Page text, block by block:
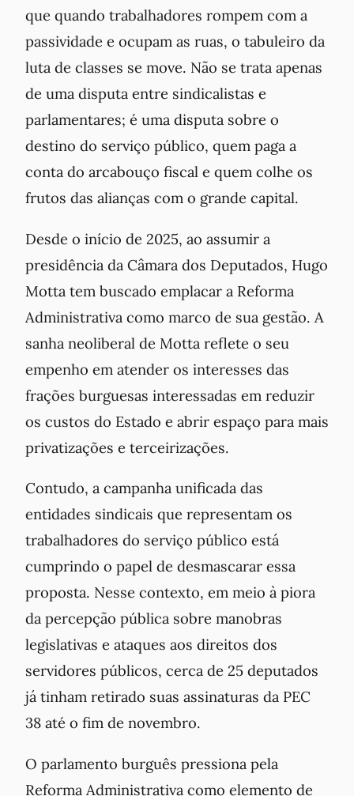
que quando trabalhadores rompem com a
passividade e ocupam as ruas, o tabuleiro da
luta de classes se move. Não se trata apenas
de uma disputa entre sindicalistas e
parlamentares; é uma disputa sobre o
destino do serviço público, quem paga a
conta do arcabouço fiscal e quem colhe os
frutos das alianças com o grande capital.
Desde o início de 2025, ao assumir a
presidência da Câmara dos Deputados, Hugo
Motta tem buscado emplacar a Reforma
Administrativa como marco de sua gestão. A
sanha neoliberal de Motta reflete o seu
empenho em atender os interesses das
frações burguesas interessadas em reduzir
os custos do Estado e abrir espaço para mais
privatizações e terceirizações.
Contudo, a campanha unificada das
entidades sindicais que representam os
trabalhadores do serviço público está
cumprindo o papel de desmascarar essa
proposta. Nesse contexto, em meio à piora
da percepção pública sobre manobras
legislativas e ataques aos direitos dos
servidores públicos, cerca de 25 deputados
já tinham retirado suas assinaturas da PEC
38 até o fim de novembro.
O parlamento burguês pressiona pela
Reforma Administrativa como elemento de